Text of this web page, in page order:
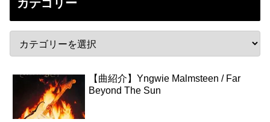
カテゴリー
【曲紹介】Yngwie Malmsteen / Far
Beyond The Sun